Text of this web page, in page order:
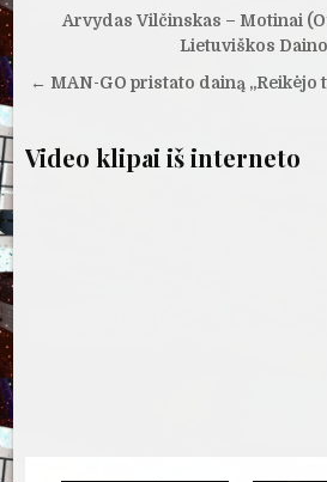
Navigacija
įrašų
Arvydas Vilčinskas – Motinai
Lietuviškos
← MAN-GO pristato dainą „Reikėjo
Video klipai iš interneto